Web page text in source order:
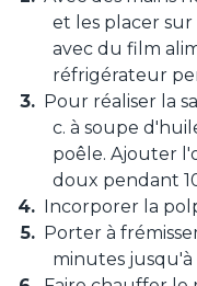
et les placer
avec du film
réfrigérateur
Pour réaliser la
c. à soupe
poêle. Ajouter
doux pendant
Incorporer la
Porter à
minutes jusqu'à